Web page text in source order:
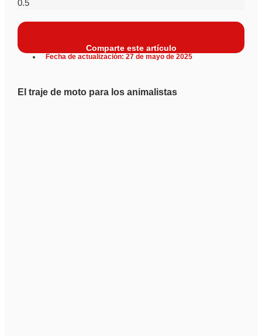
Comparte este artículo
Fecha de actualización: 27 de mayo de 2025
El traje de moto para los animalistas